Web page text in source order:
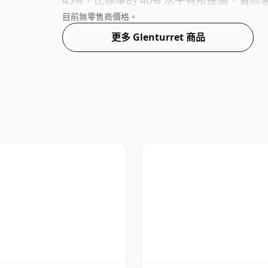
目前無零售商價格。
更多 Glenturret 商品